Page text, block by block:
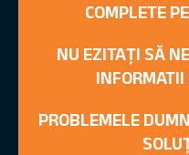
COMPLETE
NU EZITAȚI SĂ
INFORMATII
PROBLEMELE